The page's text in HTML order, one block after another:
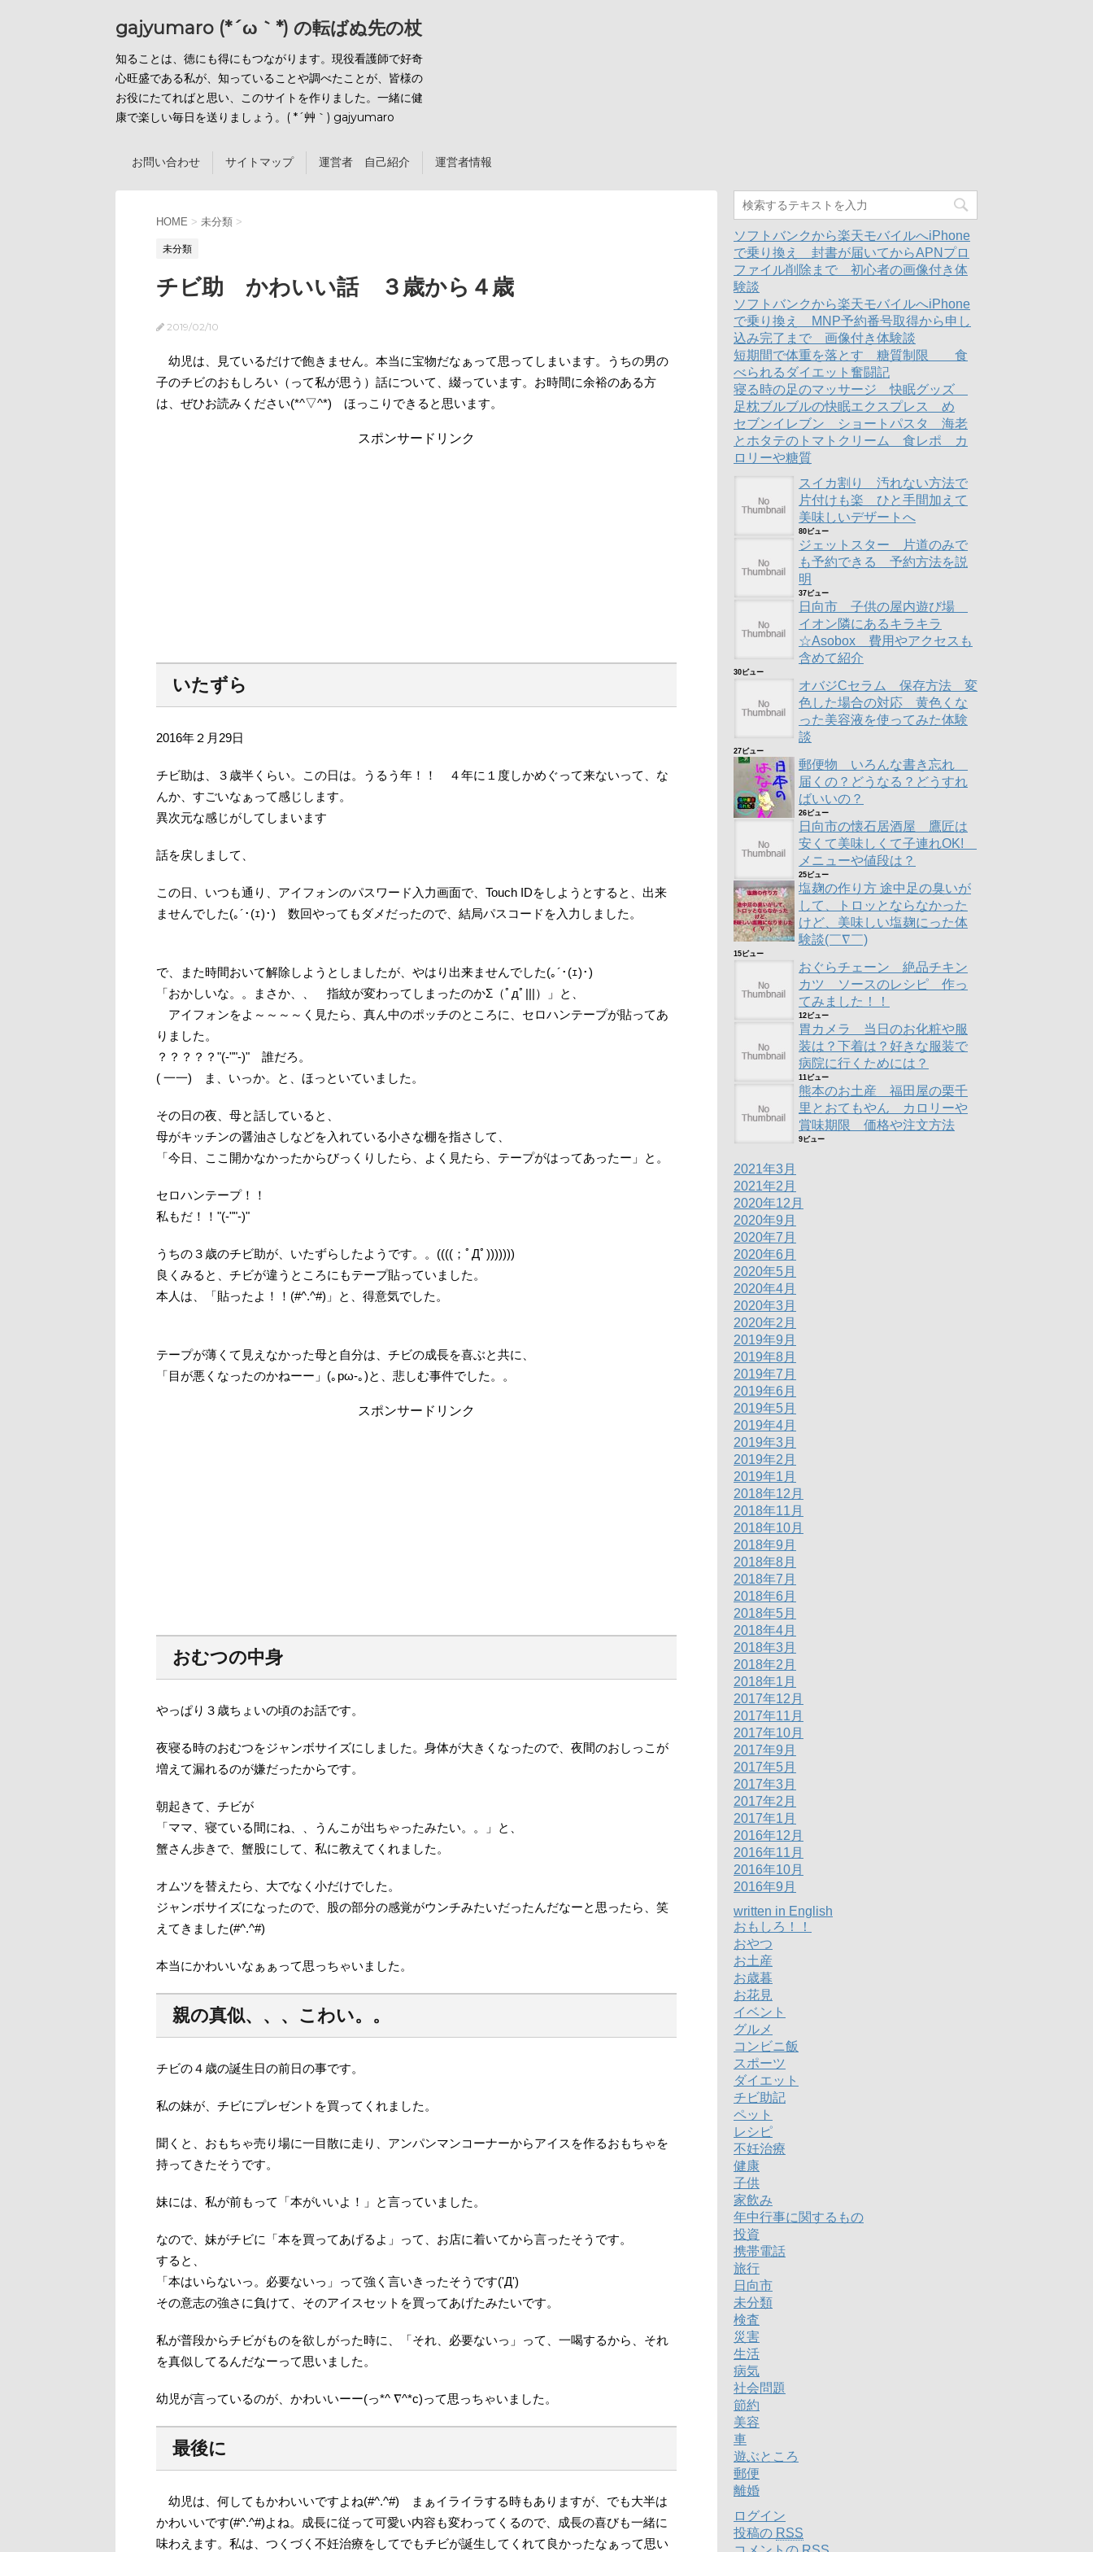
gajyumaro (*´ω｀*) の転ばぬ先の杖
知ることは、徳にも得にもつながります。現役看護師で好奇
心旺盛である私が、知っていることや調べたことが、皆様の
お役にたてればと思い、このサイトを作りました。一緒に健
康で楽しい毎日を送りましょう。( *´艸｀) gajyumaro
お問い合わせ サイトマップ 運営者 自己紹介 運営者情報
HOME > 未分類 >
未分類
チビ助 かわいい話 ３歳から４歳
2019/02/10
幼児は、見ているだけで飽きません。本当に宝物だなぁって思ってしまいます。うちの男の
子のチビのおもしろい（って私が思う）話について、綴っています。お時間に余裕のある方
は、ぜひお読みください(*^▽^*) ほっこりできると思います。
スポンサードリンク
いたずら
2016年２月29日
チビ助は、３歳半くらい。この日は。うるう年！！ ４年に１度しかめぐって来ないって、な
んか、すごいなぁって感じします。
異次元な感じがしてしまいます
話を戻しまして、
この日、いつも通り、アイフォンのパスワード入力画面で、Touch IDをしようとすると、出来
ませんでした(｡´･(ｪ)･) 数回やってもダメだったので、結局パスコードを入力しました。
で、また時間おいて解除しようとしましたが、やはり出来ませんでした(｡´･(ｪ)･)
「おかしいな。。まさか、、 指紋が変わってしまったのかΣ（ﾟдﾟ|||）」と、
アイフォンをよ～～～～く見たら、真ん中のポッチのところに、セロハンテープが貼ってあ
りました。
？？？？？"(-""-)" 誰だろ。
( 一一) ま、いっか。と、ほっといていました。
その日の夜、母と話していると、
母がキッチンの醤油さしなどを入れている小さな棚を指さして、
「今日、ここ開かなかったからびっくりしたら、よく見たら、テープがはってあったー」と。
セロハンテープ！！
私もだ！！"(-""-)"
うちの３歳のチビ助が、いたずらしたようです。。((((；ﾟДﾟ)))))))
良くみると、チビが違うところにもテープ貼っていました。
本人は、「貼ったよ！！(#^.^#)」と、得意気でした。
テープが薄くて見えなかった母と自分は、チビの成長を喜ぶと共に、
「目が悪くなったのかねーー」(｡pω-｡)と、悲しむ事件でした。。
スポンサードリンク
おむつの中身
やっぱり３歳ちょいの頃のお話です。
夜寝る時のおむつをジャンボサイズにしました。身体が大きくなったので、夜間のおしっこが
増えて漏れるのが嫌だったからです。
朝起きて、チビが
「ママ、寝ている間にね、、うんこが出ちゃったみたい。。」と、
蟹さん歩きで、蟹股にして、私に教えてくれました。
オムツを替えたら、大でなく小だけでした。
ジャンボサイズになったので、股の部分の感覚がウンチみたいだったんだなーと思ったら、笑
えてきました(#^.^#)
本当にかわいいなぁぁって思っちゃいました。
親の真似、、、こわい。。
チビの４歳の誕生日の前日の事です。
私の妹が、チビにプレゼントを買ってくれました。
聞くと、おもちゃ売り場に一目散に走り、アンパンマンコーナーからアイスを作るおもちゃを
持ってきたそうです。
妹には、私が前もって「本がいいよ！」と言っていました。
なので、妹がチビに「本を買ってあげるよ」って、お店に着いてから言ったそうです。
すると、
「本はいらないっ。必要ないっ」って強く言いきったそうです('Д')
その意志の強さに負けて、そのアイスセットを買ってあげたみたいです。
私が普段からチビがものを欲しがった時に、「それ、必要ないっ」って、一喝するから、それ
を真似してるんだなーって思いました。
幼児が言っているのが、かわいいーー(っ*^ ∇^*c)って思っちゃいました。
最後に
幼児は、何してもかわいいですよね(#^.^#) まぁイライラする時もありますが、でも大半は
かわいいです(#^.^#)よね。成長に従って可愛い内容も変わってくるので、成長の喜びも一緒に
味わえます。私は、つくづく不妊治療をしてでもチビが誕生してくれて良かったなぁって思い
ソフトバンクから楽天モバイルへiPhone
で乗り換え 封書が届いてからAPNプロ
ファイル削除まで 初心者の画像付き体
験談
ソフトバンクから楽天モバイルへiPhone
で乗り換え MNP予約番号取得から申し
込み完了まで 画像付き体験談
短期間で体重を落とす 糖質制限 食
べられるダイエット奮闘記
寝る時の足のマッサージ 快眠グッズ
足枕ブルブルの快眠エクスプレス め
セブンイレブン ショートパスタ 海老
とホタテのトマトクリーム 食レポ カ
ロリーや糖質
スイカ割り 汚れない方法で
片付けも楽 ひと手間加えて
美味しいデザートへ
80ビュー
ジェットスター 片道のみで
も予約できる 予約方法を説
明
37ビュー
日向市 子供の屋内遊び場
イオン隣にあるキラキラ
☆Asobox 費用やアクセスも
含めて紹介
30ビュー
オバジCセラム 保存方法 変
色した場合の対応 黄色くな
った美容液を使ってみた体験
談
27ビュー
郵便物 いろんな書き忘れ
届くの？どうなる？どうすれ
ばいいの？
26ビュー
日向市の懐石居酒屋 鷹匠は
安くて美味しくて子連れOK!
メニューや値段は？
25ビュー
塩麹の作り方 途中足の臭いが
して、トロッとならなかった
けど、美味しい塩麹にった体
験談(￣∇￣)
15ビュー
おぐらチェーン 絶品チキン
カツ ソースのレシピ 作っ
てみました！！
12ビュー
胃カメラ 当日のお化粧や服
装は？下着は？好きな服装で
病院に行くためには？
11ビュー
熊本のお土産 福田屋の栗千
里とおてもやん カロリーや
賞味期限 価格や注文方法
9ビュー
2021年3月
2021年2月
2020年12月
2020年9月
2020年7月
2020年6月
2020年5月
2020年4月
2020年3月
2020年2月
2019年9月
2019年8月
2019年7月
2019年6月
2019年5月
2019年4月
2019年3月
2019年2月
2019年1月
2018年12月
2018年11月
2018年10月
2018年9月
2018年8月
2018年7月
2018年6月
2018年5月
2018年4月
2018年3月
2018年2月
2018年1月
2017年12月
2017年11月
2017年10月
2017年9月
2017年5月
2017年3月
2017年2月
2017年1月
2016年12月
2016年11月
2016年10月
2016年9月
written in English
おもしろ！！
おやつ
お土産
お歳暮
お花見
イベント
グルメ
コンビニ飯
スポーツ
ダイエット
チビ助記
ペット
レシピ
不妊治療
健康
子供
家飲み
年中行事に関するもの
投資
携帯電話
旅行
日向市
未分類
検査
災害
生活
病気
社会問題
節約
美容
車
遊ぶところ
郵便
離婚
ログイン
投稿の RSS